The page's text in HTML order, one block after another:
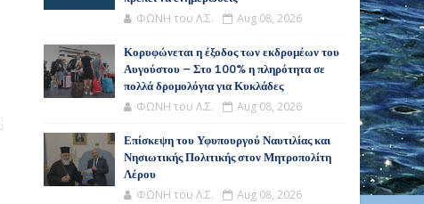
ΦΩΝΗ του Λ.Σ. Aug 08, 2026
Κορυφώνεται η έξοδος των εκδρομέων του
Αυγούστου – Στο 100% η πληρότητα σε
πολλά δρομολόγια για Κυκλάδες
ΦΩΝΗ του Λ.Σ. Aug 08, 2026
Επίσκεψη του Υφυπουργού Ναυτιλίας και
Νησιωτικής Πολιτικής στον Μητροπολίτη
Λέρου
ΦΩΝΗ του Λ.Σ. Aug 08, 2026